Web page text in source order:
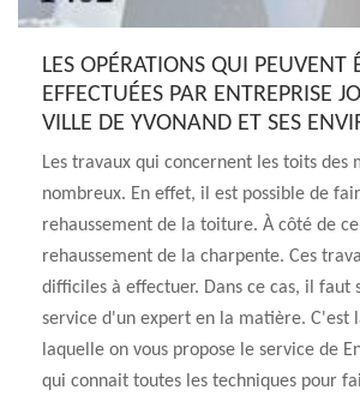
LES OPÉRATIONS QUI PEUVENT
EFFECTUÉES PAR ENTREPRISE
VILLE DE YVONAND ET SES
Les travaux qui concernent les toits des
nombreux. En effet, il est possible de
rehaussement de la toiture. À côté de
rehaussement de la charpente. Ces
difficiles à effectuer. Dans ce cas, il faut
service d'un expert en la matière. C'est
laquelle on vous propose le service de
qui connait toutes les techniques pour